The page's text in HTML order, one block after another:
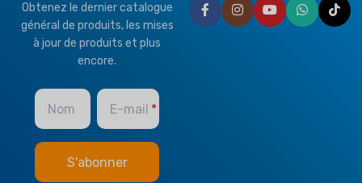
MARQUE Climapro
Fresh Air
Obtenez le dernier catalogue
général de produits, les mises
à jour de produits et plus
encore.
Nom E-mail